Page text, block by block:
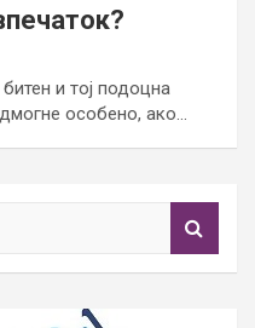
и тој подоцна
особено, ако…